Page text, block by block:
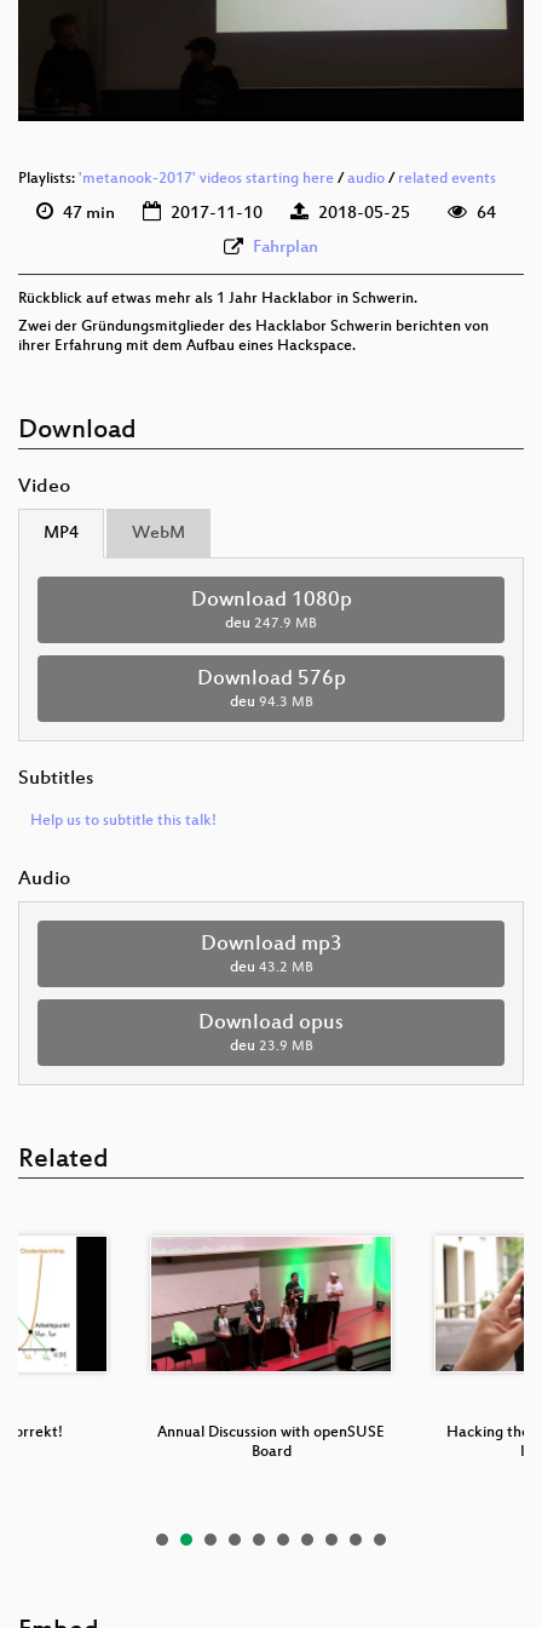
Playlists: 'metanook-2017' videos starting here / audio / related events
47 min 2017-11-10 2018-05-25
64
Fahrplan
Rückblick auf etwas mehr als 1 Jahr Hacklabor in Schwerin.
Zwei der Gründungsmitglieder des Hacklabor Schwerin berichten von
ihrer Erfahrung mit dem Aufbau eines Hackspace.
Download
Video
MP4 WebM
Download 1080p
deu 247.9 MB
Download 576p
deu 94.3 MB
Subtitles
Help us to subtitle this talk!
Audio
Download mp3
deu 43.2 MB
Download opus
deu 23.9 MB
Related
Annual Discussion with openSUSE
Board
Hacking the